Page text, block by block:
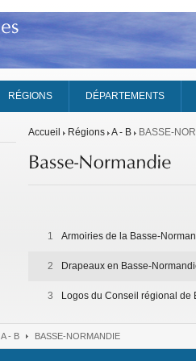
RÉGIONS DÉPARTEMENTS
Accueil Régions A - B BASSE-
1 Armoiries de la Basse-
2 Drapeaux en Basse-
3 Logos du Conseil régional de
A - B BASSE-NORMANDIE